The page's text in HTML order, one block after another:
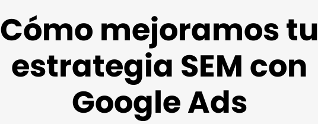
Cómo mejoramos tu
estrategia SEM con
Google Ads